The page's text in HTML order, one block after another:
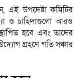
এই উপদেষ্টা কমিটির
ও চাহিদাগুলো আরও
হবে এবং তাদের
গ্রহণে গতি সঞ্চার